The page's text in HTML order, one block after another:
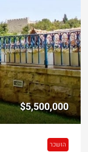
$5,500,000
הושכר